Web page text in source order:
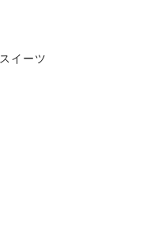
スイーツ